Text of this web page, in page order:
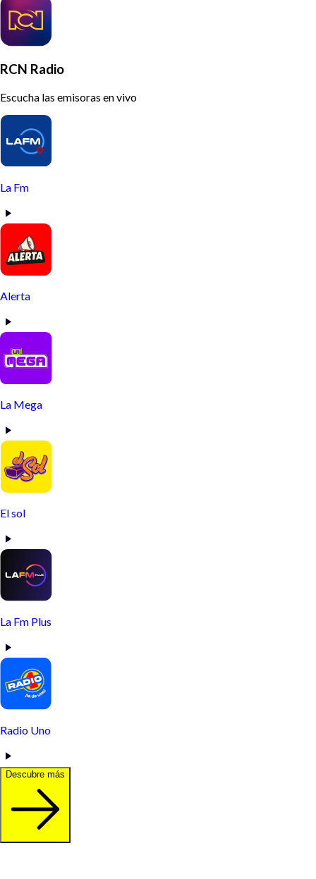
RCN Radio
Escucha las emisoras en vivo
La Fm
Alerta
La Mega
El sol
La Fm Plus
Radio Uno
Descubre más